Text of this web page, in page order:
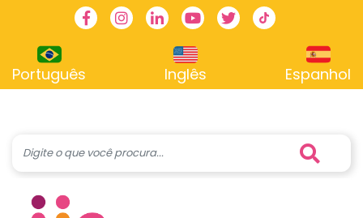
FacebookInstagram
LinkedinYoutubeTwitterTikTok
Português Inglês Espanhol